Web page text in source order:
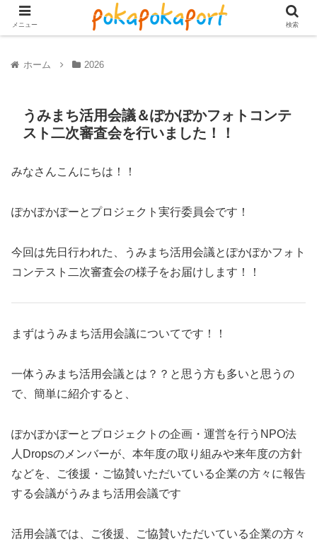
ホーム 2026
うみまち活用会議＆ぽかぽかフォトコンテ
スト二次審査会を行いました！！
みなさんこんにちは！！
ぽかぽかぽーとプロジェクト実行委員会です！
今回は先日行われた、うみまち活用会議とぽかぽかフォト
コンテスト二次審査会の様子をお届けします！！
まずはうみまち活用会議についてです！！
一体うみまち活用会議とは？？と思う方も多いと思うの
で、簡単に紹介すると、
ぽかぽかぽーとプロジェクトの企画・運営を行うNPO法
人Dropsのメンバーが、本年度の取り組みや来年度の方針
などを、ご後援・ご協賛いただいている企業の方々に報告
する会議がうみまち活用会議です
活用会議では、ご後援、ご協賛いただいている企業の方々
メニュー 検索